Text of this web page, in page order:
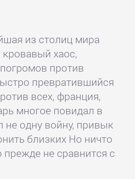
из столиц мира
хаос,
против
превратившийся
всех, франция,
многое повидал в
одну войну, привык
близких Но ничто
прежде не сравнится с